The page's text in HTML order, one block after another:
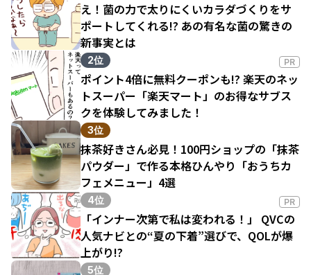
え！菌の力で太りにくいカラダづくりをサ
ポートしてくれる!? あの有名な菌の驚きの
新事実とは
2位 PR
ポイント4倍に無料クーポンも!? 楽天のネッ
トスーパー「楽天マート」のお得なサブス
クを体験してみました！
3位
抹茶好きさん必見！100円ショップの「抹茶
パウダー」で作る本格ひんやり「おうちカ
フェメニュー」4選
4位 PR
「インナー次第で私は変われる！」 QVCの
人気ナビとの“夏の下着”選びで、QOLが爆
上がり!?
5位